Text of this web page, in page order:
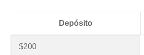
Depósito
$200